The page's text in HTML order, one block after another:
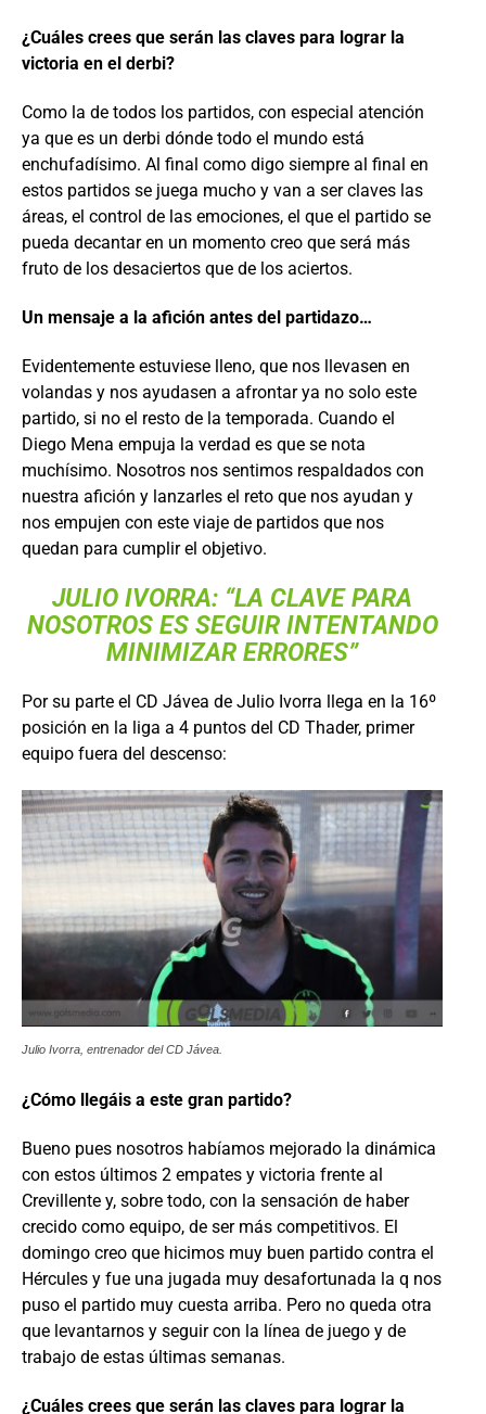
¿Cuáles crees que serán las claves para lograr la
victoria en el derbi?
Como la de todos los partidos, con especial atención
ya que es un derbi dónde todo el mundo está
enchufadísimo. Al final como digo siempre al final en
estos partidos se juega mucho y van a ser claves las
áreas, el control de las emociones, el que el partido se
pueda decantar en un momento creo que será más
fruto de los desaciertos que de los aciertos.
Un mensaje a la afición antes del partidazo…
Evidentemente estuviese lleno, que nos llevasen en
volandas y nos ayudasen a afrontar ya no solo este
partido, si no el resto de la temporada. Cuando el
Diego Mena empuja la verdad es que se nota
muchísimo. Nosotros nos sentimos respaldados con
nuestra afición y lanzarles el reto que nos ayudan y
nos empujen con este viaje de partidos que nos
quedan para cumplir el objetivo.
JULIO IVORRA: “LA CLAVE PARA
NOSOTROS ES SEGUIR INTENTANDO
MINIMIZAR ERRORES”
Por su parte el CD Jávea de Julio Ivorra llega en la 16º
posición en la liga a 4 puntos del CD Thader, primer
equipo fuera del descenso:
Julio Ivorra, entrenador del CD Jávea.
¿Cómo llegáis a este gran partido?
Bueno pues nosotros habíamos mejorado la dinámica
con estos últimos 2 empates y victoria frente al
Crevillente y, sobre todo, con la sensación de haber
crecido como equipo, de ser más competitivos. El
domingo creo que hicimos muy buen partido contra el
Hércules y fue una jugada muy desafortunada la q nos
puso el partido muy cuesta arriba. Pero no queda otra
que levantarnos y seguir con la línea de juego y de
trabajo de estas últimas semanas.
¿Cuáles crees que serán las claves para lograr la